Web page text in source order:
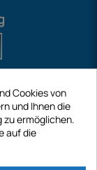
Cookies von
und Ihnen die
zu ermöglichen.
auf die